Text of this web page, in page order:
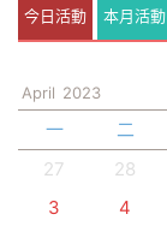
今日活動 本月活動
April 2023
一 二
27
28
3
4